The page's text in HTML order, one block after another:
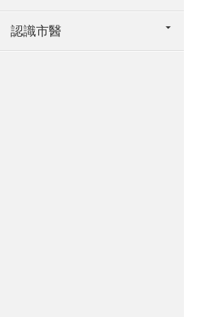
認識市醫